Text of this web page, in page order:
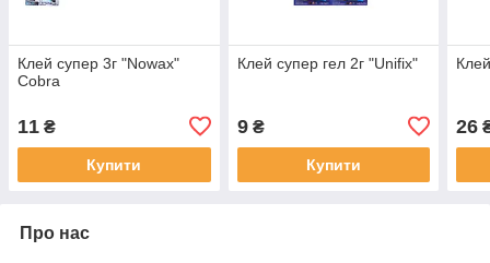
Клей супер 3г "Nowax"
Cobra
11 ₴
Купити
Клей супер гел 2г "Unifix"
9₴
Купити
26
Про нас